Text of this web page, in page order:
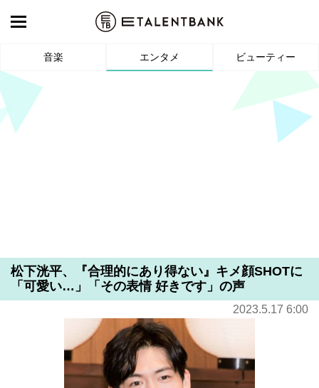
音楽 エンタメ ビューティー
松下洸平、『合理的にあり得ない』キメ顔SHOTに
「可愛い…」「その表情 好きです」の声
2023.5.17 6:00